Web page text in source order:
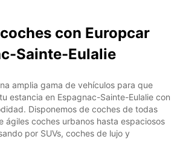
con Europcar
Sainte-Eulalie
amplia gama de vehículos para que
estancia en Espagnac-Sainte-Eulalie con
Disponemos de coches de todas
ágiles coches urbanos hasta espaciosos
por SUVs, coches de lujo y